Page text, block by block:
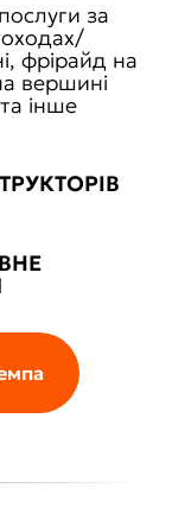
за
фрірайд на
вершині
інше